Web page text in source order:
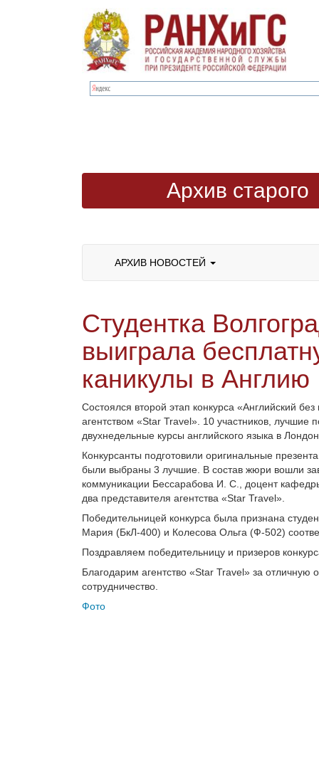
Архив старого
АРХИВ НОВОСТЕЙ
Студентка
выиграла
каникулы в Англию
Cостоялся второй этап конкурса «Английский
агентством «Star Travel». 10 участников, лучшие
двухнедельные курсы английского языка в
Конкурсанты подготовили оригинальные
были выбраны 3 лучшие. В состав жюри вошли
коммуникации Бессарабова И. С., доцент
два представителя агентства «Star Travel».
Победительницей конкурса была признана
Мария (БкЛ-400) и Колесова Ольга (Ф-502)
Поздравляем победительницу и призеров
Благодарим агентство «Star Travel» за
сотрудничество.
Фото